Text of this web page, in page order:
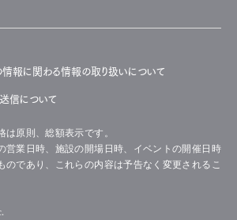
報に関わる情報の取り扱いについて
信について
原則、総額表示です。
営業日時、施設の開場日時、イベントの開催日時
のであり、これらの内容は予告なく変更されるこ